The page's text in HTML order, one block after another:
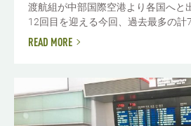
渡航組が中部国際空港より各国へと
12回目を迎える今回、過去最多の計
READ MORE